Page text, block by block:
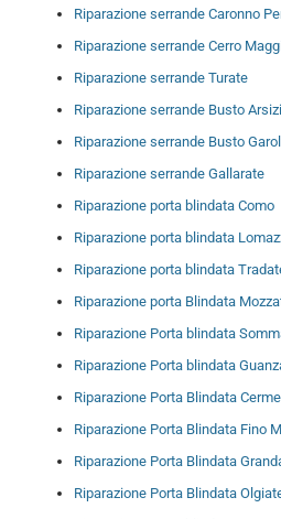
Riparazione serrande Caronno
Riparazione serrande Cerro
Riparazione serrande Turate
Riparazione serrande Busto
Riparazione serrande Busto
Riparazione serrande Gallarate
Riparazione porta blindata Como
Riparazione porta blindata
Riparazione porta blindata
Riparazione porta Blindata
Riparazione Porta blindata
Riparazione Porta blindata
Riparazione Porta Blindata
Riparazione Porta Blindata Fino
Riparazione Porta Blindata
Riparazione Porta Blindata